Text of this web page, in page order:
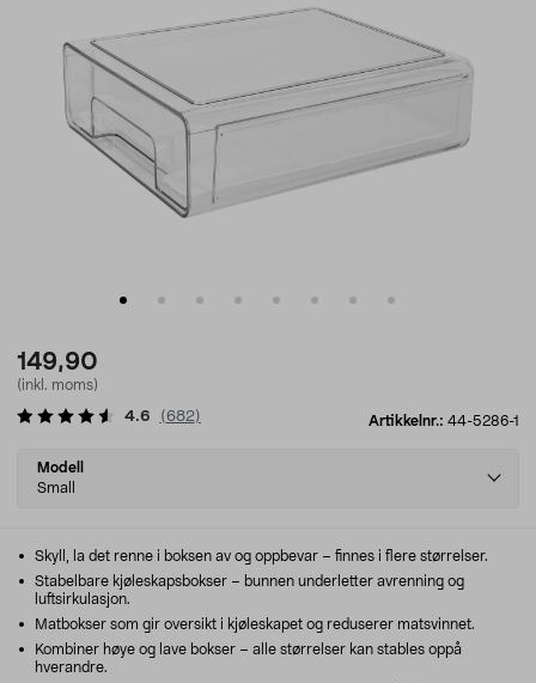
149,90
(inkl. moms)
Artikkelnr.: 44-5286-1
4.6 (682)
Select
variant
Modell
Small
Skyll, la det renne i boksen av og oppbevar – finnes i flere størrelser.
Stabelbare kjøleskapsbokser – bunnen underletter avrenning og
luftsirkulasjon.
Matbokser som gir oversikt i kjøleskapet og reduserer matsvinnet.
Kombiner høye og lave bokser – alle størrelser kan stables oppå
hverandre.